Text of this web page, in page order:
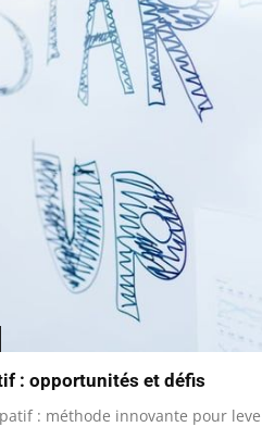
: opportunités et défis
: méthode innovante pour